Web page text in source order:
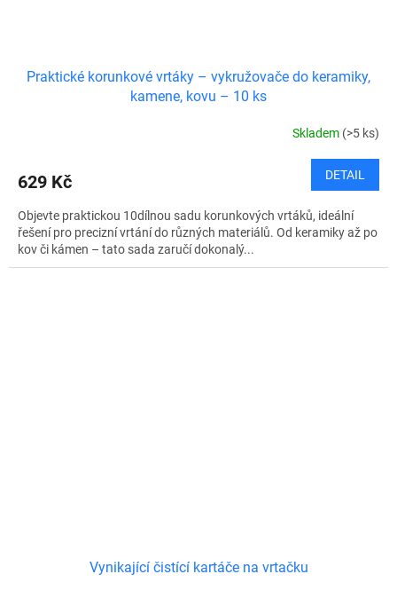
Praktické korunkové vrtáky – vykružovače do keramiky,
kamene, kovu – 10 ks
Skladem (>5 ks)
629 Kč DETAIL
Objevte praktickou 10dílnou sadu korunkových vrtáků, ideální
řešení pro precizní vrtání do různých materiálů. Od keramiky až po
kov či kámen – tato sada zaručí dokonalý...
Vynikající čistící kartáče na vrtačku